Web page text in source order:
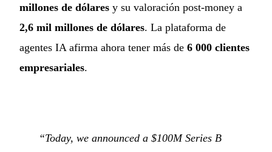
millones de dólares y su valoración post-money a
2,6 mil millones de dólares. La plataforma de
agentes IA afirma ahora tener más de 6 000 clientes
empresariales.
“Today, we announced a $100M Series B